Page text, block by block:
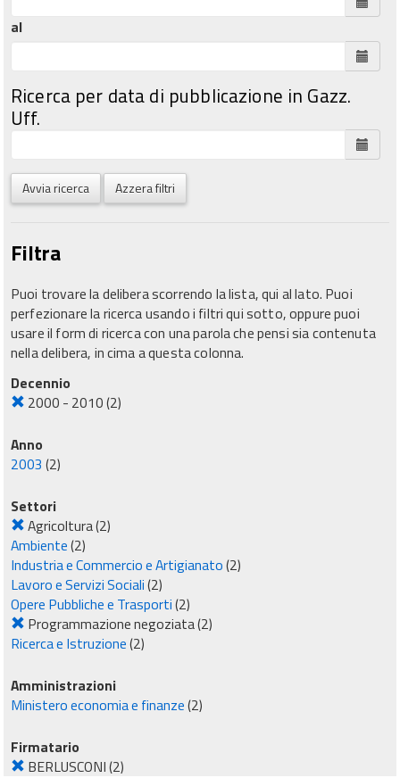
al
Ricerca per data di pubblicazione in Gazz.
Uff.
Avvia ricerca Azzera filtri
Filtra
Puoi trovare la delibera scorrendo la lista, qui al lato. Puoi
perfezionare la ricerca usando i filtri qui sotto, oppure puoi
usare il form di ricerca con una parola che pensi sia contenuta
nella delibera, in cima a questa colonna.
Decennio
2000 - 2010(2)
Anno
2003 (2)
Settori
Agricoltura(2)
Ambiente(2)
Industria e Commercio e Artigianato(2)
Lavoro e Servizi Sociali(2)
Opere Pubbliche e Trasporti(2)
Programmazione negoziata(2)
Ricerca e Istruzione(2)
Amministrazioni
Ministero economia e finanze(2)
Firmatario
BERLUSCONI(2)